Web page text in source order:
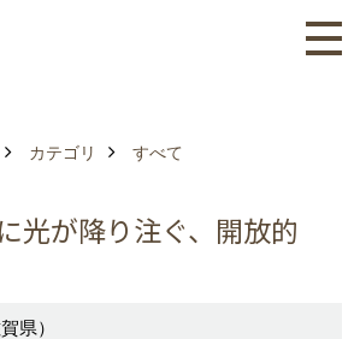
カテゴリ すべて
光が降り注ぐ、開放的
県）